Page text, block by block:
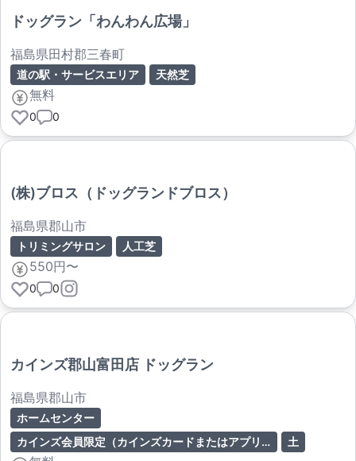
ドッグラン「わんわん広場」
福島県田村郡三春町
道の駅・サービスエリア 天然芝
無料
0 0
(株)ブロス（ドッグランドブロス）
福島県郡山市
トリミングサロン 人工芝
550円〜
0 0
カインズ郡山富田店 ドッグラン
福島県郡山市
ホームセンター
カインズ会員限定（カインズカードまたはアプリ会員）
土